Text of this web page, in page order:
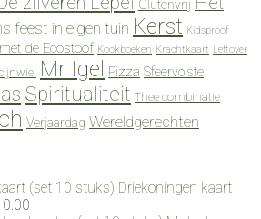
Glutenvrij
feest in eigen tuin Kerst Kidsproof
de Ecostoof Kookboeken Krachtkaart Leftover
Mr Igel Pizza Sfeervolste
Spiritualiteit Thee combinatie
Verjaardag Wereldgerechten
Driekoningen kaart